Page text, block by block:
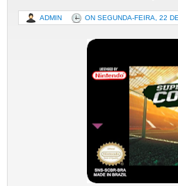
ADMIN ON SEGUNDA-FEIRA, 22